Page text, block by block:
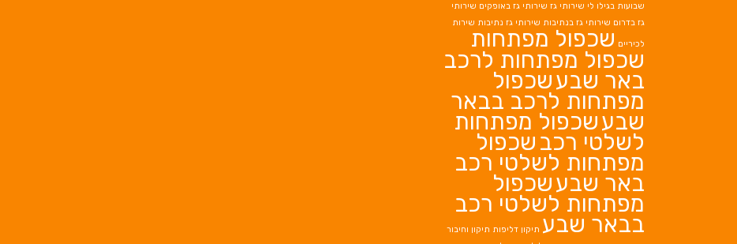
שבועות בגילו לי שירותי גז שירותי גז באופקים שירותי
גז בדרום שירותי גז בנתיבות שירותי גז נתיבות שירות
לכיריים שכפול מפתחות
שכפול מפתחות לרכב
באר שבעשכפול
מפתחות לרכב בבאר
שבעשכפול מפתחות
לשלטי רכב שכפול
מפתחות לשלטי רכב
באר שבעשכפול
מפתחות לשלטי רכב
בבאר שבע תיקון דליפות תיקון וחיבור